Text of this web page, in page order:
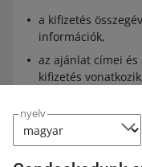
nyelv
a kifizetés
információk,
az ajánlat címei és
kifizetés
Ezek az információk
dokumentálását,